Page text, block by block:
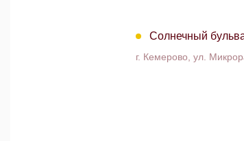
Солнечный
г. Кемерово, ул.